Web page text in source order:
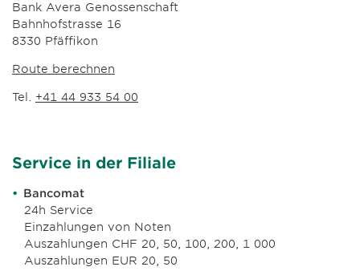
Bank Avera Genossenschaft
Bahnhofstrasse 16
8330 Pfäffikon
Route berechnen
Tel. +41 44 933 54 00
Service in der Filiale
Bancomat
24h Service
Einzahlungen von Noten
Auszahlungen CHF 20, 50, 100, 200, 1 000
Auszahlungen EUR 20, 50